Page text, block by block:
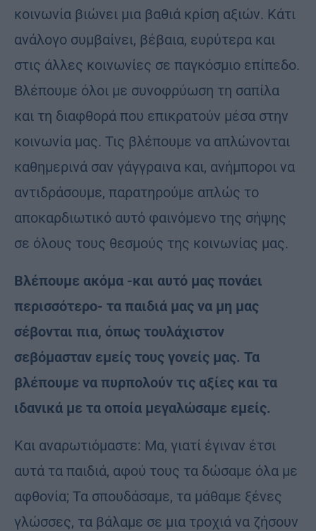
κοινωνία βιώνει μια βαθιά κρίση αξιών. Κάτι
ανάλογο συμβαίνει, βέβαια, ευρύτερα και
στις άλλες κοινωνίες σε παγκόσμιο επίπεδο.
Βλέπουμε όλοι με συνοφρύωση τη σαπίλα
και τη διαφθορά που επικρατούν μέσα στην
κοινωνία μας. Τις βλέπουμε να απλώνονται
καθημερινά σαν γάγγραινα και, ανήμποροι να
αντιδράσουμε, παρατηρούμε απλώς το
αποκαρδιωτικό αυτό φαινόμενο της σήψης
σε όλους τους θεσμούς της κοινωνίας μας.
Βλέπουμε ακόμα -και αυτό μας πονάει
περισσότερο- τα παιδιά μας να μη μας
σέβονται πια, όπως τουλάχιστον
σεβόμασταν εμείς τους γονείς μας. Τα
βλέπουμε να πυρπολούν τις αξίες και τα
ιδανικά με τα οποία μεγαλώσαμε εμείς.
Και αναρωτιόμαστε: Μα, γιατί έγιναν έτσι
αυτά τα παιδιά, αφού τους τα δώσαμε όλα με
αφθονία; Τα σπουδάσαμε, τα μάθαμε ξένες
γλώσσες, τα βάλαμε σε μια τροχιά να ζήσουν